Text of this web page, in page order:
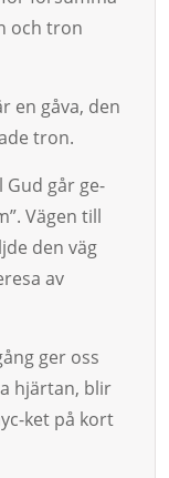
och tron
en gåva, den
tron.
Gud går ge­
Vä­gen till
den väg
av
ger oss
hjärtan, blir
ket på kort